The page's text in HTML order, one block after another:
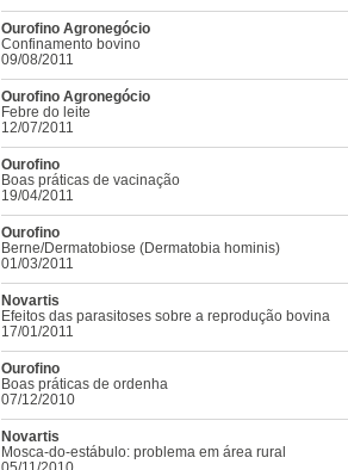
Ourofino Agronegócio
Confinamento bovino
09/08/2011
Ourofino Agronegócio
Febre do leite
12/07/2011
Ourofino
Boas práticas de vacinação
19/04/2011
Ourofino
Berne/Dermatobiose (Dermatobia hominis)
01/03/2011
Novartis
Efeitos das parasitoses sobre a reprodução bovina
17/01/2011
Ourofino
Boas práticas de ordenha
07/12/2010
Novartis
Mosca-do-estábulo: problema em área rural